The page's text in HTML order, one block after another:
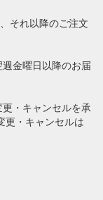
それ以降のご注文
金曜日以降のお届
・キャンセルを承
更・キャンセルは